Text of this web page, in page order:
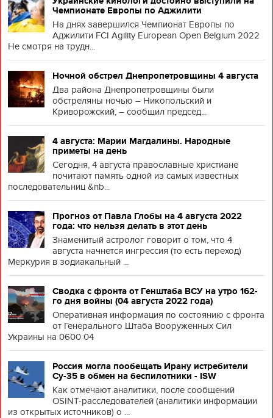
Чемпионате Европы по Аджилити
На днях завершился Чемпионат Европы по
Аджилити FCI Agility European Open Belgium 2022
Не смотря на трудн...
Ночной обстрел Днепропетровщины 4 августа
Два района Днепропетровщины были
обстреляны ночью – Никопольский и
Криворожский, – сообщил председ...
4 августа: Марии Магдалины. Народные
приметы на день
Сегодня, 4 августа православные христиане
почитают память одной из самых известных
последовательниц &nb...
Прогноз от Павла Глобы на 4 августа 2022
года: что нельзя делать в этот день
Знаменитый астролог говорит о том, что 4
августа начнется ингрессия (то есть переход)
Меркурия в зодиакальный ...
Сводка с фронта от Генштаба ВСУ на утро 162-
го дня войны (04 августа 2022 года)
Оперативная информация по состоянию с фронта
от Генерального Штаба Вооруженных Сил
Украины на 0600 04
Россия могла пообещать Ирану истребители
Су-35 в обмен на беспилотники - ISW
Как отмечают аналитики, после сообщений
OSINT-расследователей (аналитики информации
из открытых источников) о ...